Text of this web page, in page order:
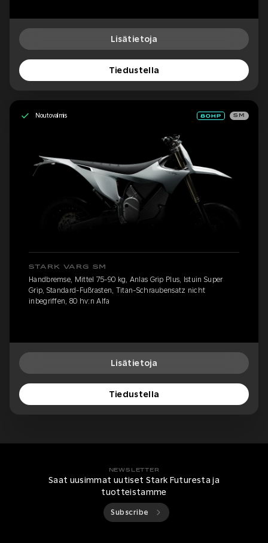
Lisätietoja
Tiedustella
Noutovalmis SM
STARK VARG SM
Handbremse, Mittel 75-90 kg, Anlas Grip Plus, Istuin Super
Grip, Standard-Fußrasten, Titan-Schraubensatz nicht
inbegriffen, 80 hv:n Alfa
Lisätietoja
Tiedustella
NEWSLETTER
Saat uusimmat uutiset Stark Futuresta ja
tuotteistamme
Subscribe